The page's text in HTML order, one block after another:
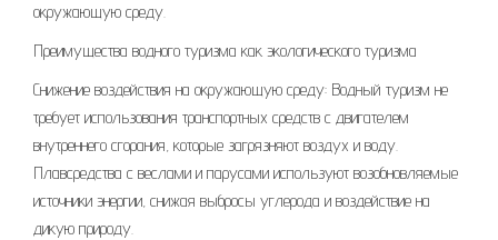
окружающую среду.
Преимущества водного туризма как экологического туризма
Снижение воздействия на окружающую среду: Водный туризм не
требует использования транспортных средств с двигателем
внутреннего сгорания, которые загрязняют воздух и воду.
Плавсредства с веслами и парусами используют возобновляемые
источники энергии, снижая выбросы углерода и воздействие на
дикую природу.